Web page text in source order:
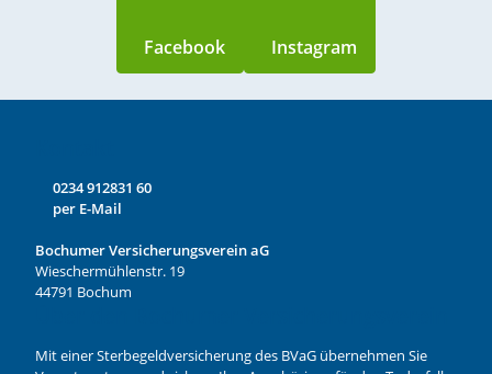
0234 912831 60
per E-Mail
Bochumer Versicherungsverein aG
Wieschermühlenstr. 19
44791 Bochum
Mit einer Sterbegeldversicherung des BVaG übernehmen Sie